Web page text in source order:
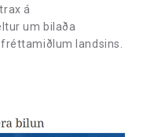
á
um bilaða
landsins.